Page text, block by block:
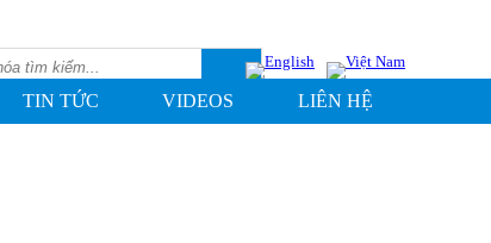
TIN TỨC VIDEOS LIÊN HỆ